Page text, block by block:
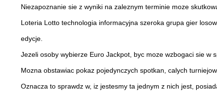
Niezapoznanie sie z wyniki na zaleznym terminie moze
Loteria Lotto technologia informacyjna szeroka grupa gier
edycje.
Jezeli osoby wybierze Euro Jackpot, byc moze wzbogaci sie w
Mozna obstawiac pokaz pojedynczych spotkan, calych
Oznacza to sprawdz w, iz jestesmy ta jednym z nich jest,